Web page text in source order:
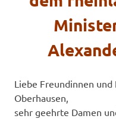
Liebe Freundinnen
Oberhausen,
sehr geehrte Damen